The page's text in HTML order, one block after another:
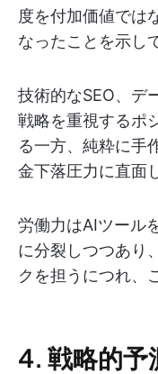
度を付加価値では
なったことを示し
技術的なSEO、デ
戦略を重視するポ
る一方、純粋に手
金下落圧力に直面
労働力はAIツール
に分裂しつつあり
クを担うにつれ、
4. 戦略的予